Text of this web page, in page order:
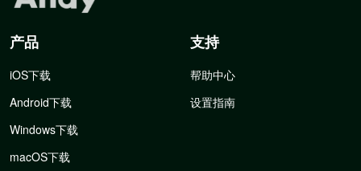
产品
iOS下载
Android下载
Windows下载
macOS下载
支持
帮助中心
设置指南